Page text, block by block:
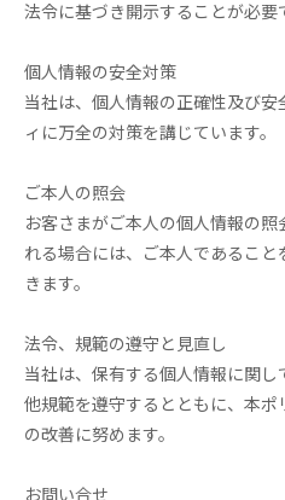
法令に基づき開示することが必要
個人情報の安全対策
当社は、個人情報の正確性及び
ィに万全の対策を講じています。
ご本人の照会
お客さまがご本人の個人情報の
れる場合には、ご本人であるこ
きます。
法令、規範の遵守と見直し
当社は、保有する個人情報に関
他規範を遵守するとともに、本
の改善に努めます。
お問い合せ